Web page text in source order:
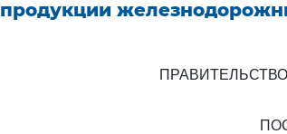
продукции